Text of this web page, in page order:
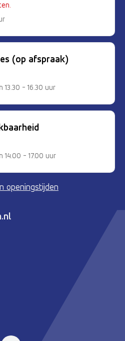
(op afspraak)
13.30 - 16.30 uur
14.00 - 17.00 uur
openingstijden